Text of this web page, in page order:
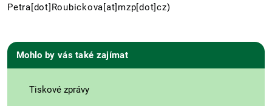
Petra[dot]Roubickova[at]mzp[dot]cz)
Mohlo by vás také zajímat
Tiskové zprávy